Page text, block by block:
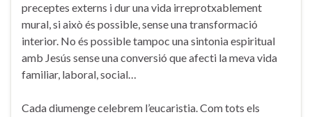
preceptes externs i dur una vida irreprotxablement
mural, si això és possible, sense una transformació
interior. No és possible tampoc una sintonia espiritual
amb Jesús sense una conversió que afecti la meva vida
familiar, laboral, social…
Cada diumenge celebrem l’eucaristia. Com tots els